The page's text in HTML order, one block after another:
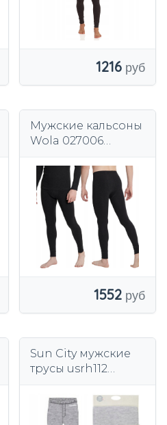
1216
Мужские кальсоны
Wola 027006
1552
Sun City мужские
трусы usrh112